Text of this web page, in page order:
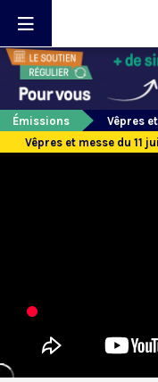
Émissions
Vêpres
Vêpres et messe du 11